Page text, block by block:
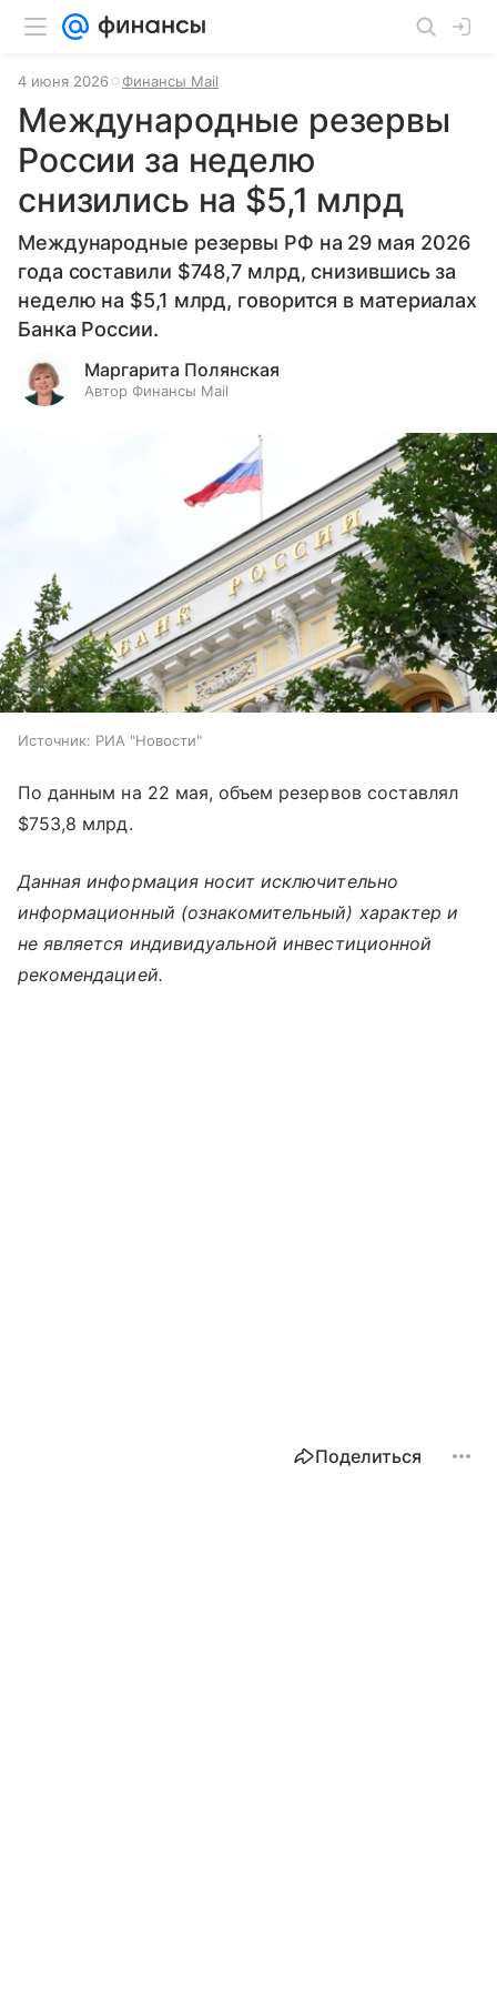
4 июня 2026 Финансы Mail
Международные резервы
России за неделю
снизились на $5,1 млрд
Международные резервы РФ на 29 мая 2026
года составили $748,7 млрд, снизившись за
неделю на $5,1 млрд, говорится в материалах
Банка России.
Маргарита Полянская
Автор Финансы Mail
Источник: РИА "Новости"
По данным на 22 мая, объем резервов составлял
$753,8 млрд.
Данная информация носит исключительно
информационный (ознакомительный) характер и
не является индивидуальной инвестиционной
рекомендацией.
Поделиться